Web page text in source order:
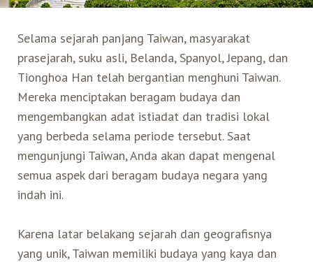
Agen Perjalanan
Mata Air Panas
LOHAS
Ekowisata
Wisata Kereta Api
Wisata Senior
Tur Bis Wisata
Wisata Alam – Scenic Spot
Taiwan Tips
Teh Kelas Dunia
Bis
U-Bike
Mobil
Bandara Internasional
Atraksi Taiwan Bagian Timur
Atraksi Taiwan Bagian Tengah
Atraksi Taiwan Bagian Selatan
Atraksi Kepulauan di Pesisir Pantai
Search for:
Selama sejarah panjang Taiwan, masyarakat
prasejarah, suku asli, Belanda, Spanyol, Jepang, dan
Tionghoa Han telah bergantian menghuni Taiwan.
Mereka menciptakan beragam budaya dan
mengembangkan adat istiadat dan tradisi lokal
yang berbeda selama periode tersebut. Saat
mengunjungi Taiwan, Anda akan dapat mengenal
semua aspek dari beragam budaya negara yang
indah ini.
Karena latar belakang sejarah dan geografisnya
yang unik, Taiwan memiliki budaya yang kaya dan